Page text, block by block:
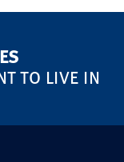
TO LIVE IN